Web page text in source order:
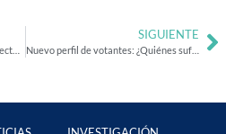
SIGUIENTE
Nuevo perfil de votantes: ¿Quiénes sufragaron en la primera vuelta presidencial?